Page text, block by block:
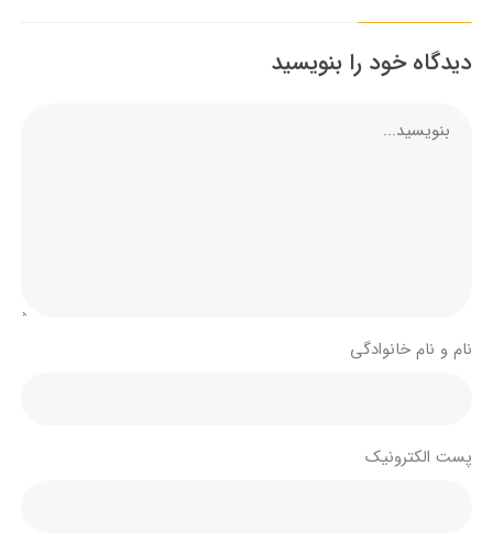
دیدگاه خود را بنویسید
نام و نام خانوادگی
پست الکترونیک